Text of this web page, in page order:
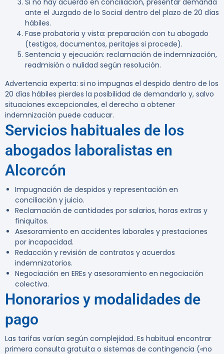
Si no hay acuerdo en conciliación, presentar demanda
ante el Juzgado de lo Social dentro del plazo de 20 días
hábiles.
Fase probatoria y vista: preparación con tu abogado
(testigos, documentos, peritajes si procede).
Sentencia y ejecución: reclamación de indemnización,
readmisión o nulidad según resolución.
Advertencia experta: si no impugnas el despido dentro de los
20 días hábiles pierdes la posibilidad de demandarlo y, salvo
situaciones excepcionales, el derecho a obtener
indemnización puede caducar.
Servicios habituales de los
abogados laboralistas en
Alcorcón
Impugnación de despidos y representación en
conciliación y juicio.
Reclamación de cantidades por salarios, horas extras y
finiquitos.
Asesoramiento en accidentes laborales y prestaciones
por incapacidad.
Redacción y revisión de contratos y acuerdos
indemnizatorios.
Negociación en EREs y asesoramiento en negociación
colectiva.
Honorarios y modalidades de
pago
Las tarifas varían según complejidad. Es habitual encontrar
primera consulta gratuita o sistemas de contingencia («no